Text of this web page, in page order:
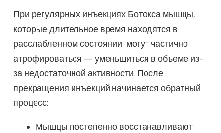
При регулярных инъекциях Ботокса мышцы,
которые длительное время находятся в
расслабленном состоянии, могут частично
атрофироваться — уменьшиться в объеме из-
за недостаточной активности. После
прекращения инъекций начинается обратный
процесс:
Мышцы постепенно восстанавливают